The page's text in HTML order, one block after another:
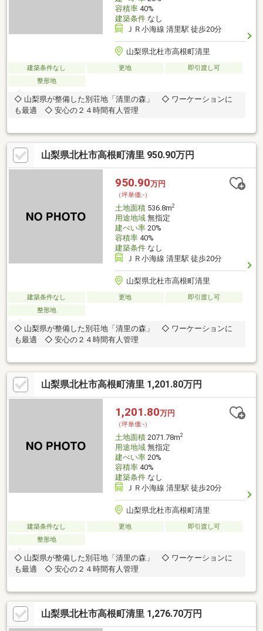
容積率40%
建築条件なし
ＪＲ小海線 清里駅 徒歩20分
山梨県北杜市高根町清里
建築条件なし 更地
即引渡し可
整形地
◇ 山梨県が整備した別荘地「清里の森」 ◇ ワーケーションに
も最適 ◇ 安心の２４時間有人管理
山梨県北杜市高根町清里 950.90万円
950.90万円
（坪単価:-）
土地面積536.8m2
用途地域無指定
建ぺい率20%
容積率40%
建築条件なし
ＪＲ小海線 清里駅 徒歩20分
山梨県北杜市高根町清里
建築条件なし 更地
即引渡し可
整形地
◇ 山梨県が整備した別荘地「清里の森」 ◇ ワーケーションに
も最適 ◇ 安心の２４時間有人管理
山梨県北杜市高根町清里 1,201.80万円
1,201.80万円
（坪単価:-）
土地面積2071.78m2
用途地域無指定
建ぺい率20%
容積率40%
建築条件なし
ＪＲ小海線 清里駅 徒歩20分
山梨県北杜市高根町清里
建築条件なし 更地
即引渡し可
整形地
◇ 山梨県が整備した別荘地「清里の森」 ◇ ワーケーションに
も最適 ◇ 安心の２４時間有人管理
山梨県北杜市高根町清里 1,276.70万円